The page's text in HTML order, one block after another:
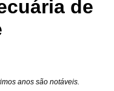
de
anos são notáveis.